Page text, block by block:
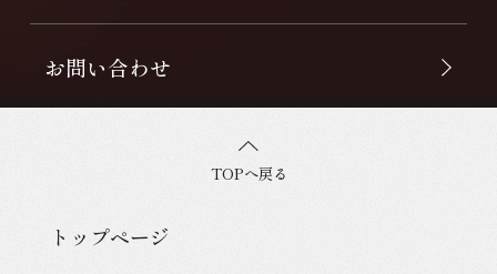
お問い合わせ
TOPへ戻る
トップページ